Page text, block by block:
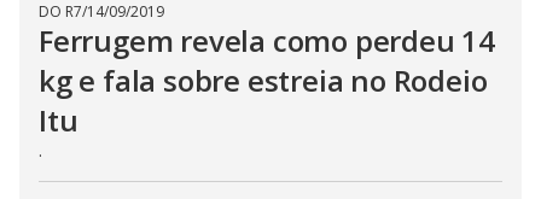
DO R7/14/09/2019
Ferrugem revela como perdeu 14
kg e fala sobre estreia no Rodeio
Itu
.